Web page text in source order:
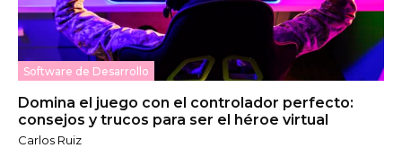
Software de Desarrollo
Domina el juego con el controlador perfecto:
consejos y trucos para ser el héroe virtual
Carlos Ruiz